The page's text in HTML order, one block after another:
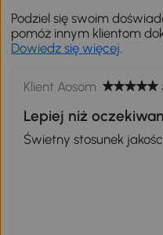
Podziel się swoim
pomóż innym klientom
Dowiedz się więcej
Klient Aosom
Lepiej niż
Świetny stosunek